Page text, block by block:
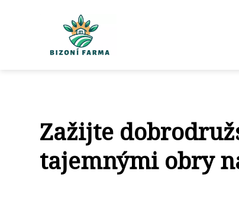
Zažijte
tajemnými obry